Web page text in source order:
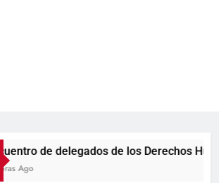
de delegados de los Derechos
Ago